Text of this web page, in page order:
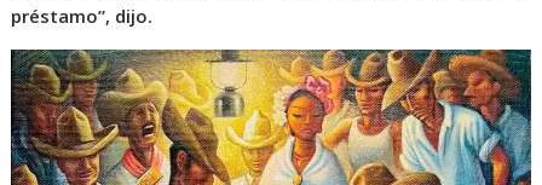
préstamo”, dijo.